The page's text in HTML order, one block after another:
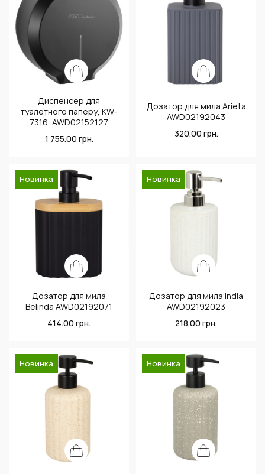
Диспенсер для
туалетного паперу, KW-
7316, AWD02152127
1 755.00 грн.
Дозатор для мила Arieta
AWD02192043
320.00 грн.
Новинка
Дозатор для мила
Belinda AWD02192071
414.00 грн.
Новинка
Дозатор для мила India
AWD02192023
218.00 грн.
Новинка Новинка